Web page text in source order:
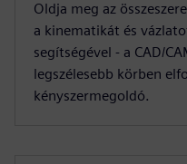
Oldja meg az
a kinematikát és
segítségével - a CAD/
legszélesebb körben
kényszermegoldó.